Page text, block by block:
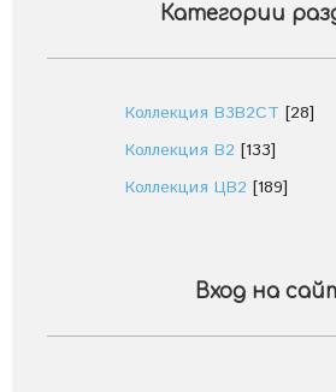
Категории
Коллекция В3В2СТ [28]
Коллекция В2 [133]
Коллекция ЦВ2 [189]
Вход на